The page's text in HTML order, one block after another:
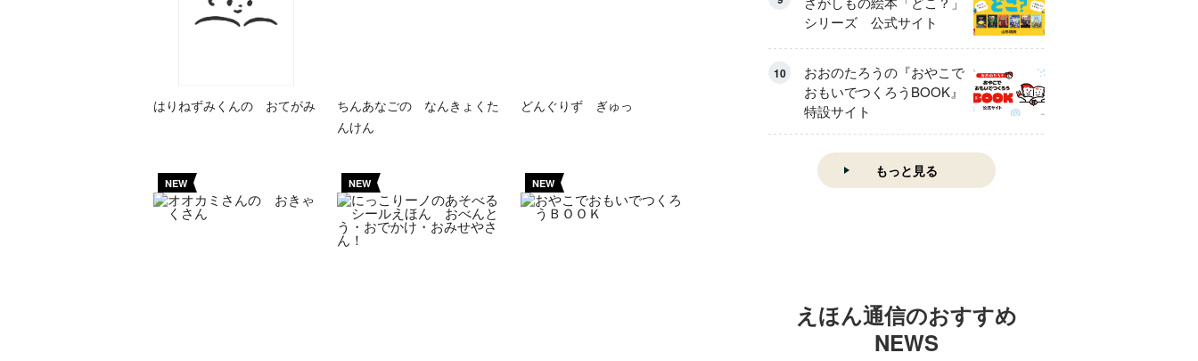
はりねずみくんの おてがみ
ちんあなごの なんきょくた
んけん
どんぐりず ぎゅっ
NEW NEW NEW
シリーズ 公式サイト
10
おおのたろうの『おやこで
おもいでつくろうBOOK』
特設サイト
もっと見る
えほん通信のおすすめ
NEWS